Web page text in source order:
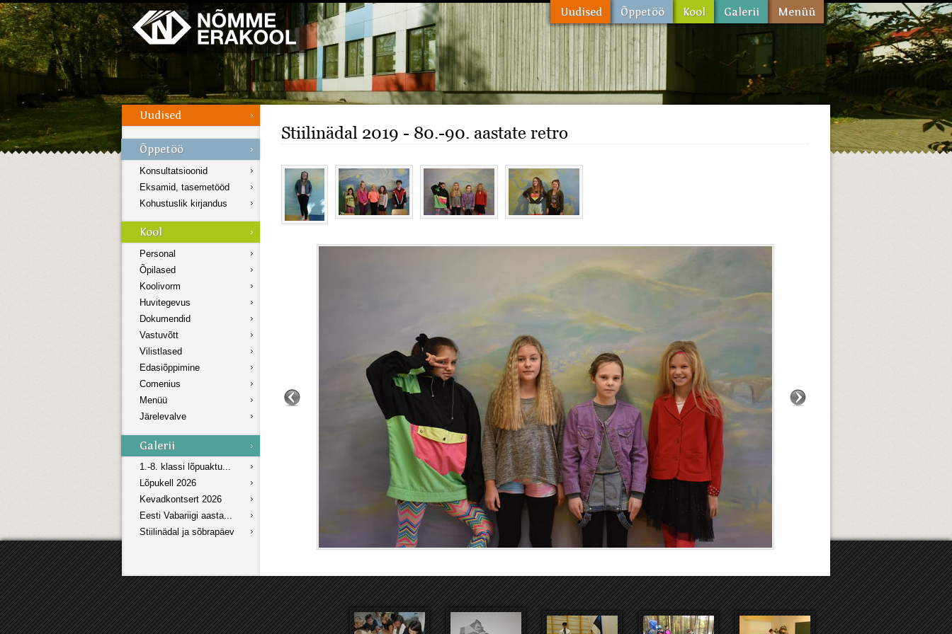
Menüü
Galerii
Konsultatsioonid
Eksamid, tasemetööd
Kohustuslik kirjandus
Personal
Õpilased
Koolivorm
Huvitegevus
Dokumendid
Vastuvõtt
Vilistlased
Edasiõppimine
Comenius
Menüü
Järelevalve
1.-8. klassi lõpuaktu...
Lõpukell 2026
Kevadkontsert 2026
Eesti Vabariigi aasta...
Stiilinädal ja sõbrapäev
Stiilinädal 2019 - 80.-90. aastate retro